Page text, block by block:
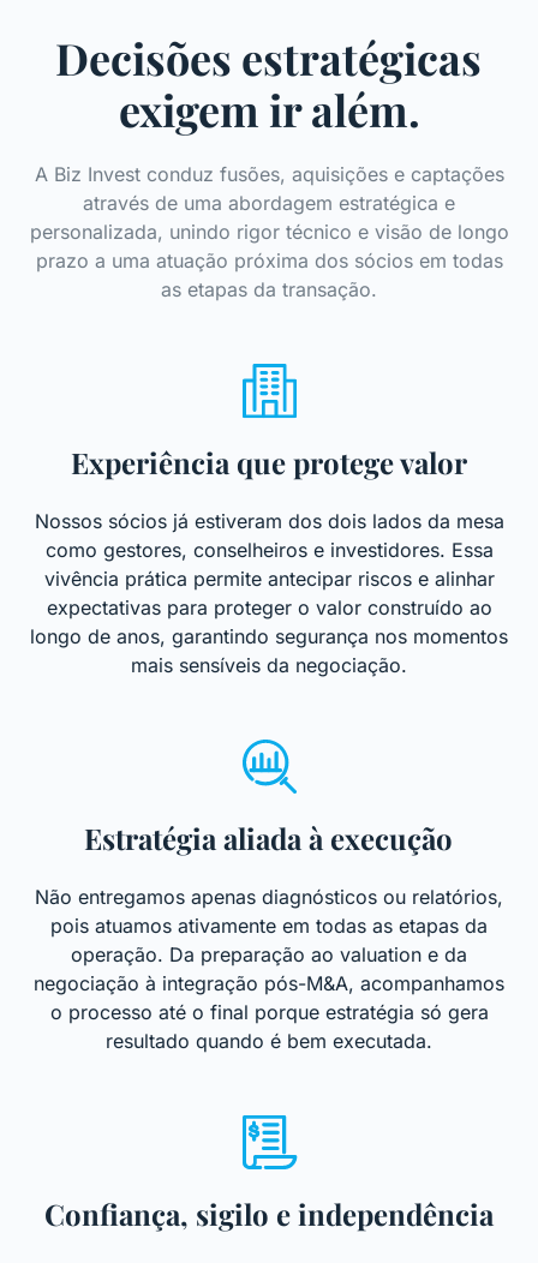
Decisões estratégicas
exigem ir além.
A Biz Invest conduz fusões, aquisições e captações
através de uma abordagem estratégica e
personalizada, unindo rigor técnico e visão de longo
prazo a uma atuação próxima dos sócios em todas
as etapas da transação.
Experiência que protege valor
Nossos sócios já estiveram dos dois lados da mesa
como gestores, conselheiros e investidores. Essa
vivência prática permite antecipar riscos e alinhar
expectativas para proteger o valor construído ao
longo de anos, garantindo segurança nos momentos
mais sensíveis da negociação.
Estratégia aliada à execução
Não entregamos apenas diagnósticos ou relatórios,
pois atuamos ativamente em todas as etapas da
operação. Da preparação ao valuation e da
negociação à integração pós-M&A, acompanhamos
o processo até o final porque estratégia só gera
resultado quando é bem executada.
Confiança, sigilo e independência